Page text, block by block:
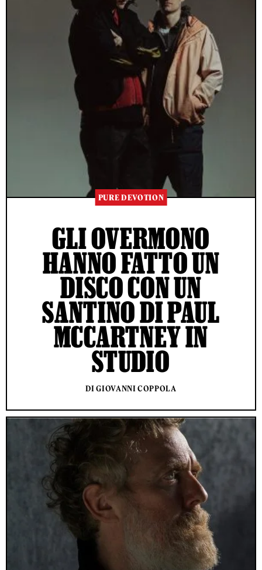
PURE DEVOTION
GLI OVERMONO
HANNO FATTO UN
DISCO CON UN
SANTINO DI PAUL
MCCARTNEY IN
STUDIO
DI GIOVANNI COPPOLA